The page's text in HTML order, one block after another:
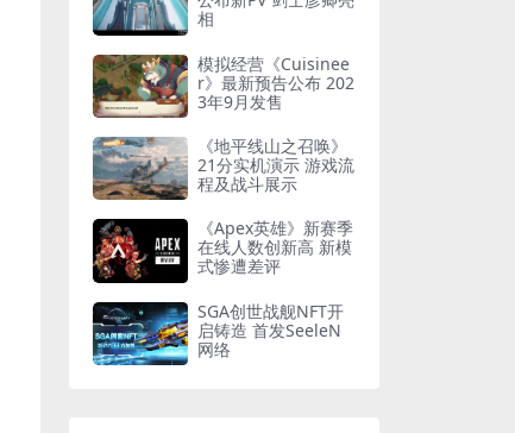
相
模拟经营《Cuisinee
r》最新预告公布 202
3年9月发售
《地平线山之召唤》
21分实机演示 游戏流
程及战斗展示
《Apex英雄》新赛季
在线人数创新高 新模
式惨遭差评
SGA创世战舰NFT开
启铸造 首发SeeleN
网络